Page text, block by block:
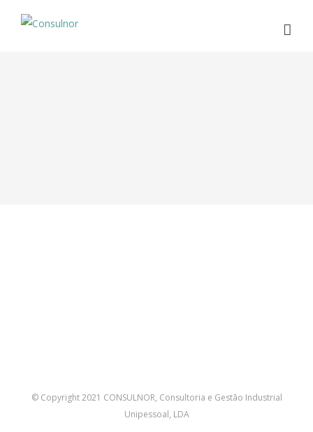
© Copyright 2021 CONSULNOR, Consultoria e Gestão Industrial
Unipessoal, LDA